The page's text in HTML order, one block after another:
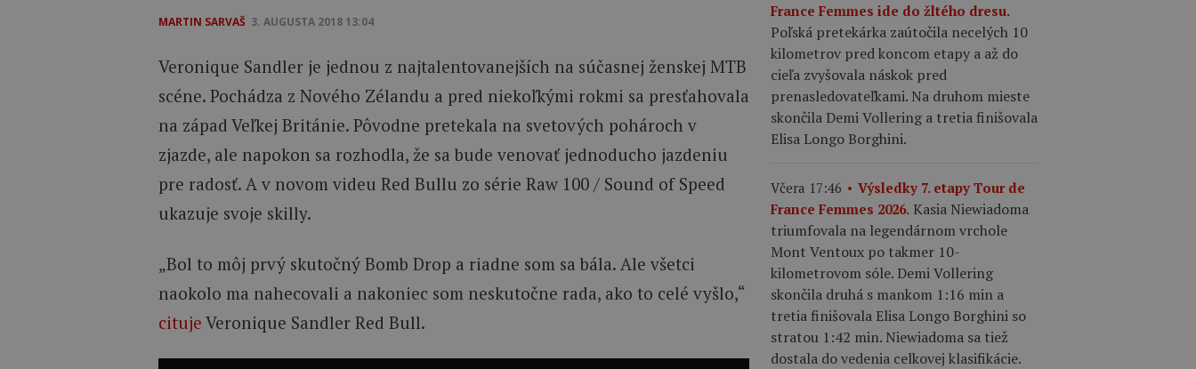
MARTIN SARVAŠ 3. AUGUSTA 2018 13:04
Veronique Sandler je jednou z najtalentovanejších na súčasnej ženskej MTB
scéne. Pochádza z Nového Zélandu a pred niekoľkými rokmi sa presťahovala
na západ Veľkej Británie. Pôvodne pretekala na svetových pohároch v
zjazde, ale napokon sa rozhodla, že sa bude venovať jednoducho jazdeniu
pre radosť. A v novom videu Red Bullu zo série Raw 100 / Sound of Speed
ukazuje svoje skilly.
„Bol to môj prvý skutočný Bomb Drop a riadne som sa bála. Ale všetci
naokolo ma nahecovali a nakoniec som neskutočne rada, ako to celé vyšlo,“
cituje Veronique Sandler Red Bull.
France Femmes ide do žltého dresu.
Poľská pretekárka zaútočila necelých 10
kilometrov pred koncom etapy a až do
cieľa zvyšovala náskok pred
prenasledovateľkami. Na druhom mieste
skončila Demi Vollering a tretia finišovala
Elisa Longo Borghini.
Včera 17:46
Výsledky 7. etapy Tour de
France Femmes 2026. Kasia Niewiadoma
triumfovala na legendárnom vrchole
Mont Ventoux po takmer 10-
kilometrovom sóle. Demi Vollering
skončila druhá s mankom 1:16 min a
tretia finišovala Elisa Longo Borghini so
stratou 1:42 min. Niewiadoma sa tiež
dostala do vedenia celkovej klasifikácie.